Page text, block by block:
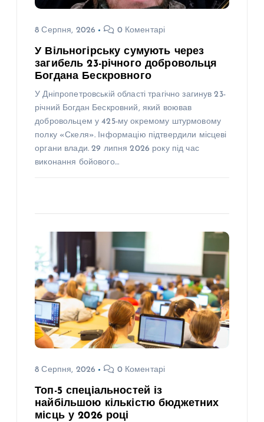
8 Серпня, 2026 0 Коментарі
У Вільногірську сумують через
загибель 23-річного добровольця
Богдана Бескровного
У Дніпропетровській області трагічно загинув 23-
річний Богдан Бескровний, який воював
добровольцем у 425-му окремому штурмовому
полку «Скеля». Інформацію підтвердили місцеві
органи влади. 29 липня 2026 року під час
виконання бойового…
8 Серпня, 2026 0 Коментарі
Топ-5 спеціальностей із
найбільшою кількістю бюджетних
місць у 2026 році